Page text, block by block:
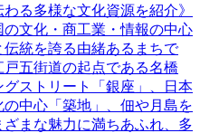
る多様な文化資源を紹介》
文化・商工業・情報の中心
統を誇る由緒あるまちで
五街道の起点である名橋
グストリート「銀座」、日本
中心「築地」、佃や月島を
まな魅力に満ちあふれ、多